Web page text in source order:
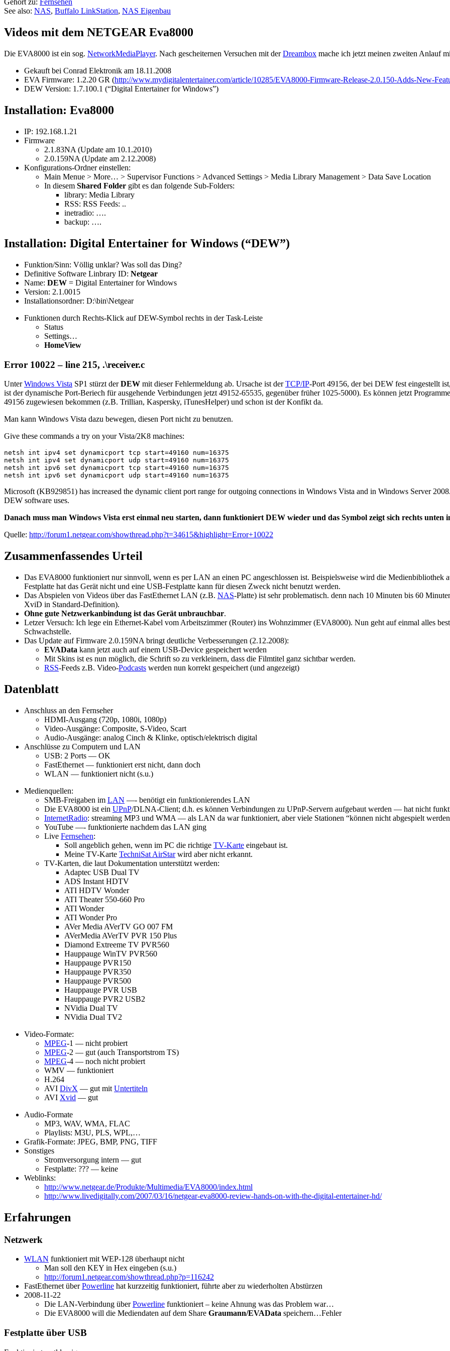
Gehört zu: Fernsehen
See also: NAS, Buffalo LinkStation, NAS Eigenbau
Videos mit dem NETGEAR Eva8000
Die EVA8000 ist ein sog. NetworkMediaPlayer. Nach gescheiternen Versuchen mit derDreambox mache ich jetzt meinen zweiten Anlauf
Gekauft bei Conrad Elektronik am 18.11.2008
EVA Firmware: 1.2.20 GR (http://www.mydigitalentertainer.com/article/10285/EVA8000-Firmware-Release-2.0.150-Adds-New-
DEW Version: 1.7.100.1 (“Digital Entertainer for Windows”)
Installation: Eva8000
IP: 192.168.1.21
Firmware
2.1.83NA (Update am 10.1.2010)
2.0.159NA (Update am 2.12.2008)
Konfigurations-Ordner einstellen:
Main Menue > More… > Supervisor Functions > Advanced Settings > Media Library Management > Data Save Location
In diesem Shared Folder gibt es dan folgende Sub-Folders:
library: Media Library
RSS: RSS Feeds: ..
inetradio: ….
backup: ….
Installation: Digital Entertainer for Windows (“DEW”)
Funktion/Sinn: Völlig unklar? Was soll das Ding?
Definitive Software Linbrary ID: Netgear
Name: DEW = Digital Entertainer for Windows
Version: 2.1.0015
Installationsordner: D:\bin\Netgear
Funktionen durch Rechts-Klick auf DEW-Symbol rechts in der Task-Leiste
Status
Settings…
HomeView
Error 10022 – line 215, .\receiver.c
UnterWindows Vista SP1 stürzt derDEW mit dieser Fehlermeldung ab. Ursache ist derTCP/IP-Port 49156, der bei DEW fest eingestellt
ist der dynamische Port-Beriech für ausgehende Verbindungen jetzt 49152-65535, gegenüber früher 1025-5000). Es können jetzt
49156 zugewiesen bekommen (z.B. Trillian, Kaspersky, iTunesHelper) und schon ist der Konfikt da.
Man kann Windows Vista dazu bewegen, diesen Port nicht zu benutzen.
Give these commands a try on your Vista/2K8 machines:
netsh int ipv4 set dynamicport tcp start=49160 num=16375
netsh int ipv4 set dynamicport udp start=49160 num=16375
netsh int ipv6 set dynamicport tcp start=49160 num=16375
Microsoft (KB929851) has increased the dynamic client port range for outgoing connections in Windows Vista and in Windows Server
DEW software uses.
Danach muss man Windows Vista erst einmal neu starten, dann funktioniert DEW wieder und das Symbol zeigt sich rechts unten
Quelle: http://forum1.netgear.com/showthread.php?t=34615&highlight=Error+10022
Zusammenfassendes Urteil
Das EVA8000 funktioniert nur sinnvoll, wenn es per LAN an einen PC angeschlossen ist. Beispielsweise wird die Medienbibliothek
Festplatte hat das Gerät nicht und eine USB-Festplatte kann für diesen Zweck nicht benutzt werden.
Das Abspielen von Videos über das FastEthernet LAN (z.B. NAS-Platte) ist sehr problematisch. denn nach 10 Minuten bis 60
XviD in Standard-Definition).
Ohne gute Netzwerkanbindung ist das Gerät unbrauchbar.
Letzer Versuch: Ich lege ein Ethernet-Kabel vom Arbeitszimmer (Router) ins Wohnzimmer (EVA8000). Nun geht auf einmal alles
Schwachstelle.
Das Update auf Firmware 2.0.159NA bringt deutliche Verbesserungen (2.12.2008):
EVAData kann jetzt auch auf einem USB-Device gespeichert werden
Mit Skins ist es nun möglich, die Schrift so zu verkleinern, dass die Filmtitel ganz sichtbar werden.
RSS-Feeds z.B. Video-Podcasts werden nun korrekt gespeichert (und angezeigt)
Datenblatt
Anschluss an den Fernseher
HDMI-Ausgang (720p, 1080i, 1080p)
Video-Ausgänge: Composite, S-Video, Scart
Audio-Ausgänge: analog Cinch & Klinke, optisch/elektrisch digital
Anschlüsse zu Computern und LAN
USB: 2 Ports — OK
FastEthernet — funktioniert erst nicht, dann doch
WLAN — funktioniert nicht (s.u.)
Medienquellen:
SMB-Freigaben im LAN —- benötigt ein funktionierendes LAN
Die EVA8000 ist ein UPnP/DLNA-Client; d.h. es können Verbindungen zu UPnP-Servern aufgebaut werden — hat nicht
InternetRadio: streaming MP3 und WMA — als LAN da war funktioniert, aber viele Stationen “können nicht abgespielt
YouTube —- funktionierte nachdem das LAN ging
Live Fernsehen:
Soll angeblich gehen, wenn im PC die richtige TV-Karte eingebaut ist.
Meine TV-Karte TechniSat AirStarwird aber nicht erkannt.
TV-Karten, die laut Dokumentation unterstützt werden:
Adaptec USB Dual TV
ADS Instant HDTV
ATI HDTV Wonder
ATI Theater 550-660 Pro
ATI Wonder
ATI Wonder Pro
AVer Media AVerTV GO 007 FM
AVerMedia AVerTV PVR 150 Plus
Diamond Extreeme TV PVR560
Hauppauge WinTV PVR560
Hauppauge PVR150
Hauppauge PVR350
Hauppauge PVR500
Hauppauge PVR USB
Hauppauge PVR2 USB2
NVidia Dual TV
NVidia Dual TV2
Video-Formate:
MPEG-1 — nicht probiert
MPEG-2 — gut (auch Transportstrom TS)
MPEG-4 — noch nicht probiert
WMV — funktioniert
H.264
AVI DivX — gut mit Untertiteln
AVI Xvid — gut
Audio-Formate
MP3, WAV, WMA, FLAC
Playlists: M3U, PLS, WPL,…
Grafik-Formate: JPEG, BMP, PNG, TIFF
Sonstiges
Stromversorgung intern — gut
Festplatte: ??? — keine
Weblinks:
http://www.netgear.de/Produkte/Multimedia/EVA8000/index.html
http://www.livedigitally.com/2007/03/16/netgear-eva8000-review-hands-on-with-the-digital-entertainer-hd/
Erfahrungen
Netzwerk
WLAN funktioniert mit WEP-128 überhaupt nicht
Man soll den KEY in Hex eingeben (s.u.)
http://forum1.netgear.com/showthread.php?p=116242
FastEthernet überPowerline hat kurzzeitig funktioniert, führte aber zu wiederholten Abstürzen
2008-11-22
Die LAN-Verbindung überPowerline funktioniert – keine Ahnung was das Problem war…
Die EVA8000 will die Mediendaten auf dem Share Graumann/EVAData speichern…Fehler
Festplatte über USB